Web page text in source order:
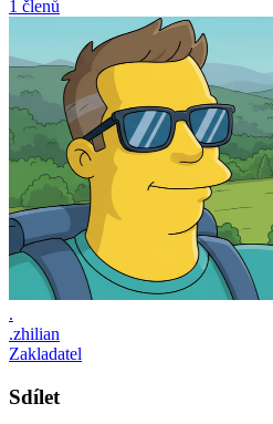
1 členů
.
.zhilian
Zakladatel
Sdílet